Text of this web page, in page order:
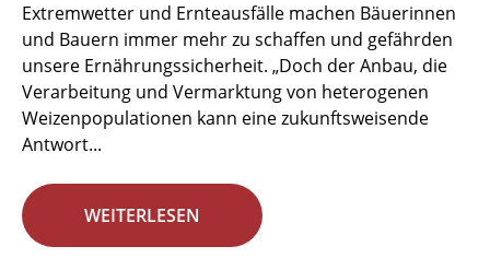
Extremwetter und Ernteausfälle machen Bäuerinnen
und Bauern immer mehr zu schaffen und gefährden
unsere Ernährungssicherheit. „Doch der Anbau, die
Verarbeitung und Vermarktung von heterogenen
Weizenpopulationen kann eine zukunftsweisende
Antwort...
WEITERLESEN